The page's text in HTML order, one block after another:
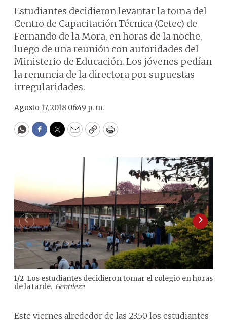
Estudiantes decidieron levantar la toma del
Centro de Capacitación Técnica (Cetec) de
Fernando de la Mora, en horas de la noche,
luego de una reunión con autoridades del
Ministerio de Educación. Los jóvenes pedían
la renuncia de la directora por supuestas
irregularidades.
Agosto 17, 2018 06:49 p. m.
WhatsApp
Facebook
Twitter
EmailCopyPrint
1/2 Los estudiantes decidieron tomar el colegio en horas
de la tarde. Gentileza
Este viernes alrededor de las 23.50 los estudiantes